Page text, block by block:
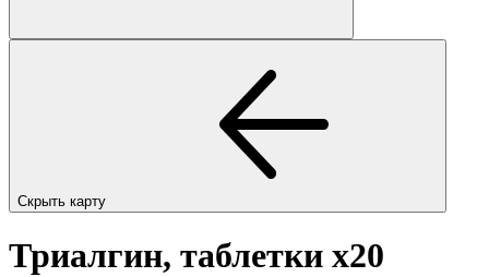
Скрыть карту
Триалгин, таблетки x20